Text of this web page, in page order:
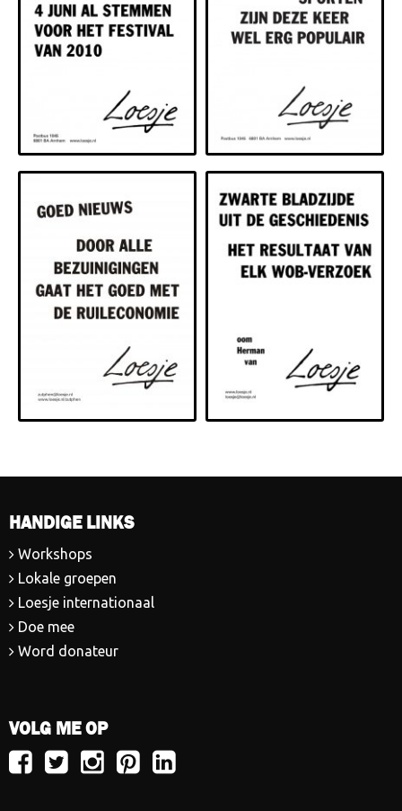
HANDIGE LINKS
Workshops
Lokale groepen
Loesje internationaal
Doe mee
Word donateur
VOLG ME OP
VolgVolgVolgVolgVolg